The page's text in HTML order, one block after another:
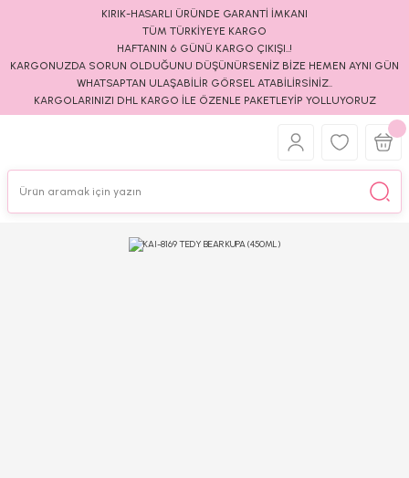
KIRIK-HASARLI ÜRÜNDE GARANTİ İMKANI
TÜM TÜRKİYEYE KARGO
HAFTANIN 6 GÜNÜ KARGO ÇIKIŞI..!
KARGONUZDA SORUN OLDUĞUNU DÜŞÜNÜRSENİZ BİZE HEMEN AYNI GÜN
WHATSAPTAN ULAŞABİLİR GÖRSEL ATABİLİRSİNİZ..
KARGOLARINIZI DHL KARGO İLE ÖZENLE PAKETLEYİP YOLLUYORUZ